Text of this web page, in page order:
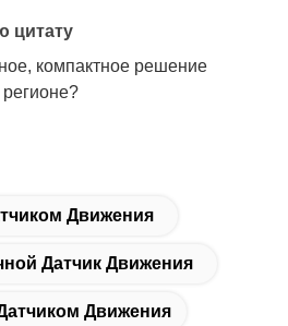
цитату
компактное решение
Движения
Датчик Движения
Движения